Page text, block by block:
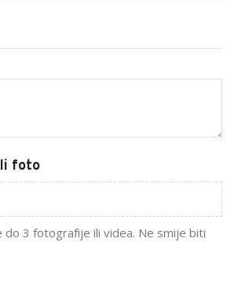
foto
do 3 fotografije ili videa. Ne smije biti